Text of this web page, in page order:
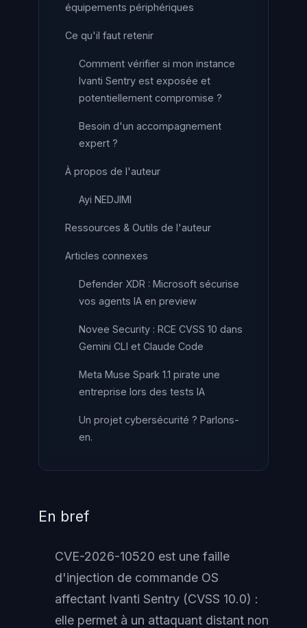
équipements périphériques
Ce qu'il faut retenir
Comment vérifier si mon instance
Ivanti Sentry est exposée et
potentiellement compromise ?
Besoin d'un accompagnement
expert ?
À propos de l'auteur
Ayi NEDJIMI
Ressources & Outils de l'auteur
Articles connexes
Defender XDR : Microsoft sécurise
vos agents IA en preview
Novee Security : RCE CVSS 10 dans
Gemini CLI et Claude Code
Meta Muse Spark 1.1 pirate une
entreprise lors des tests IA
Un projet cybersécurité ? Parlons-
en.
En bref
CVE-2026-10520 est une faille
d'injection de commande OS
affectant Ivanti Sentry (CVSS 10.0) :
elle permet à un attaquant distant non